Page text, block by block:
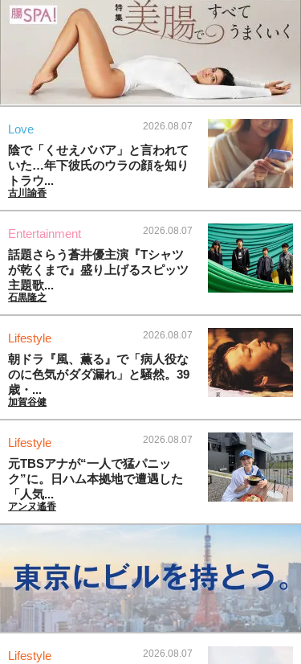
Love 2026.08.07
陰で「くせえババア」と言われて
いた…年下彼氏のウラの顔を知り
トラウ...
古川諭香
Entertainment 2026.08.07
話題さらう蒼井優主演『Tシャツ
が乾くまで』盛り上げるスピッツ
主題歌...
石黒隆之
Lifestyle 2026.08.07
朝ドラ『風、薫る』で「病人役な
のに色気がダダ漏れ」と騒然。39
歳・...
加賀谷健
Lifestyle 2026.08.07
元TBSアナが“一人で猛パニッ
ク”に。日ハム本拠地で遭遇した
「人気...
アンヌ遙香
Lifestyle 2026.08.07